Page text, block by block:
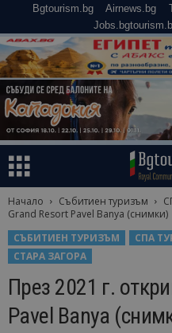
Bgtourism.bg Airnews.bg
Начало Събитиен туризъм
Grand Resort Pavel Banya (снимки)
СЪБИТИЕН ТУРИЗЪМ
СПА
СТАРА ЗАГОРА
През 2021 г.
Pavel Banya